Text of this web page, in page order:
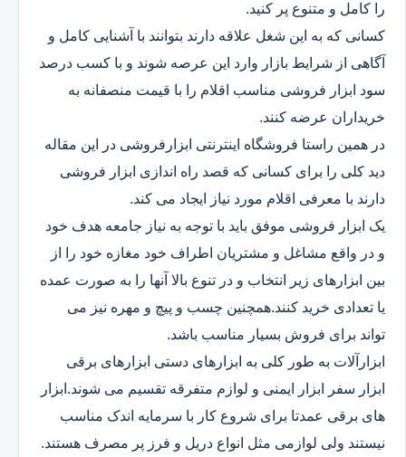
را کامل و متنوع پر کنید.
کسانی که به این شغل علاقه دارند بتوانند با آشنایی کامل و
آگاهی از شرایط بازار وارد این عرصه شوند و با کسب درصد
سود ابزار فروشی مناسب اقلام را با قیمت منصفانه به
خریداران عرضه کنند.
در همین راستا فروشگاه اینترنتی ابزارفروشی در این مقاله
دید کلی را برای کسانی که قصد راه اندازی ابزار فروشی
دارند با معرفی اقلام مورد نیاز ایجاد می کند.
یک ابزار فروشی موفق باید با توجه به نیاز جامعه هدف خود
و در واقع مشاغل و مشتریان اطراف خود مغازه خود را از
بین ابزارهای زیر انتخاب و در تنوع بالا آنها را به صورت عمده
یا تعدادی خرید کنند.همچنین چسب و پیچ و مهره نیز می
تواند برای فروش بسیار مناسب باشد.
ابزارآلات به طور کلی به ابزارهای دستی ابزارهای برقی
ابزار سفر ابزار ایمنی و لوازم متفرقه تقسیم می شوند.ابزار
های برقی عمدتا برای شروع کار با سرمایه اندک مناسب
نیستند ولی لوازمی مثل انواع دریل و فرز پر مصرف هستند.